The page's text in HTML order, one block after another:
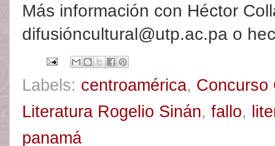
Más información con Héctor
difusióncultural@utp.ac.pa o
Labels: centroamérica, Concurso
Literatura Rogelio Sinán, fallo,
panamá